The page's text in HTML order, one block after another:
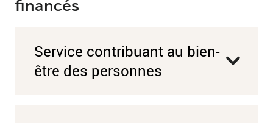
financés
Service contribuant au bien-
être des personnes